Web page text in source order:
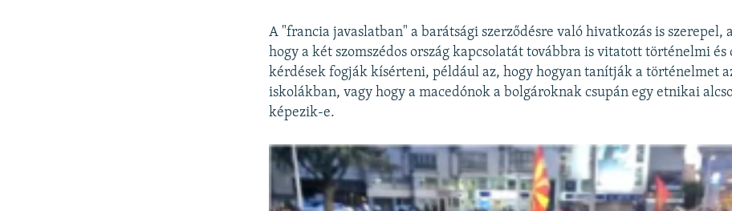
A "francia javaslatban" a barátsági szerződésre való hivatkozás is szerepel,
hogy a két szomszédos ország kapcsolatát továbbra is vitatott történelmi és
kérdések fogják kísérteni, például az, hogy hogyan tanítják a történelmet
iskolákban, vagy hogy a macedónok a bolgároknak csupán egy etnikai
képezik-e.